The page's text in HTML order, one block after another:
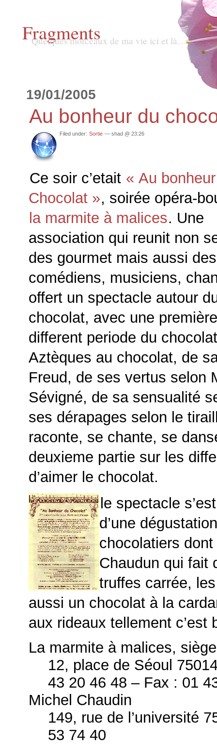
Fragments
Quelques morceaux de ma vie ici et là…
19/01/2005
Au bonheur du
Filed under: Sortie — shad @ 23:26
Ce soir c’etait « Au
Chocolat », soirée opéra-
la marmite à malices. Une
association qui reunit non
des gourmet mais aussi des
comédiens, musiciens,
offert un spectacle autour
chocolat, avec une
different periode du
Aztèques au chocolat, de
Freud, de ses vertus selon
Sévigné, de sa sensualité
ses dérapages selon le
raconte, se chante, se
deuxieme partie sur les
d’aimer le chocolat.
le spectacle
d’une
chocolatiers
Chaudun qui fait
truffes carrée,
aussi un chocolat à la
aux rideaux tellement c’est
La marmite à malices,
12, place de Séoul
43 20 46 48 – Fax : 01
Michel Chaudin
149, rue de l’université
53 74 40